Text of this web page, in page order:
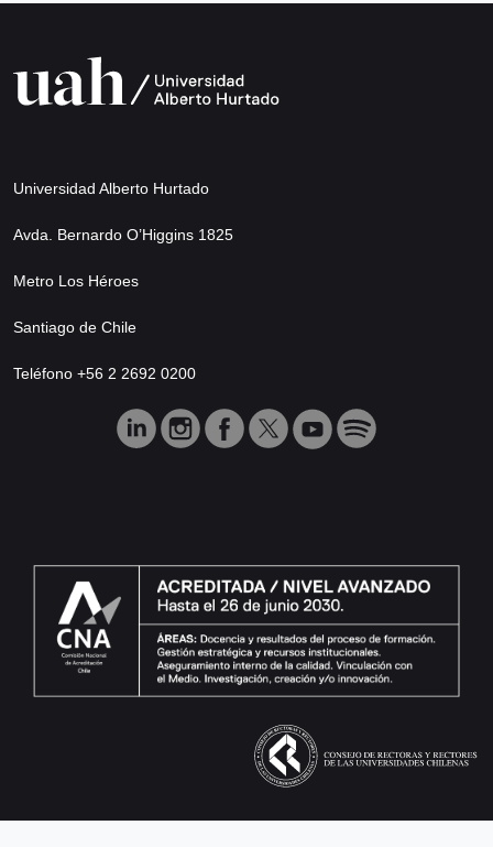
Universidad Alberto Hurtado
Avda. Bernardo O’Higgins 1825
Metro Los Héroes
Santiago de Chile
Teléfono +56 2 2692 0200